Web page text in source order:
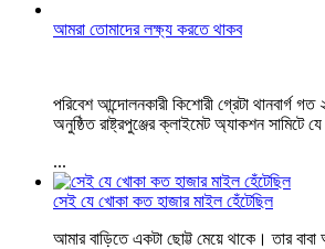
আমরা তোমাদের লক্ষ্য করতে থাকব
পরিবেশ আন্দোলনকারী কিশোরী গ্রেটা থানবার্গ
অনুষ্ঠিত রাষ্ট্রপুঞ্জের ক্লাইমেট অ্যাকশন সামিটে যে
...
সেই যে খোকা কত হাজার মাইল হেঁটেছিল
আমার বাড়িতে একটা ছোট্ট মেয়ে থাকে। তার